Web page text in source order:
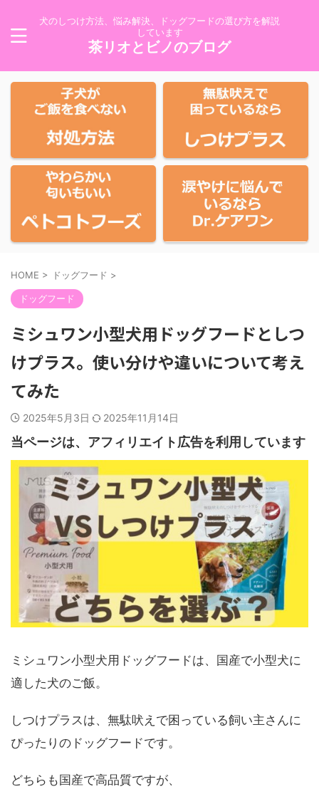
犬のしつけ方法、悩み解決、ドッグフードの選び方を解説
しています
茶リオとビノのブログ
HOME > ドッグフード >
ドッグフード
ミシュワン小型犬用ドッグフードとしつ
けプラス。使い分けや違いについて考え
てみた
2025年5月3日 2025年11月14日
当ページは、アフィリエイト広告を利用しています
ミシュワン小型犬用ドッグフードは、国産で小型犬に
適した犬のご飯。
しつけプラスは、無駄吠えで困っている飼い主さんに
ぴったりのドッグフードです。
どちらも国産で高品質ですが、